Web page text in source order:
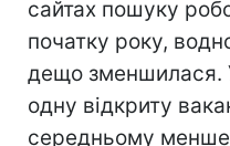
сайтах пошуку
початку року,
дещо зменшилася.
одну відкриту
середньому